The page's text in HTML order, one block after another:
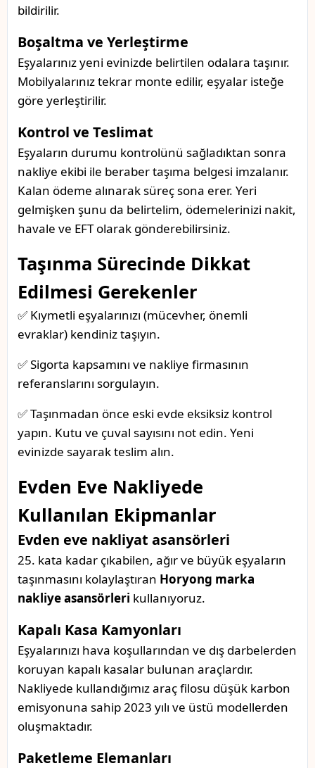
bildirilir.
Boşaltma ve Yerleştirme
Eşyalarınız yeni evinizde belirtilen odalara taşınır.
Mobilyalarınız tekrar monte edilir, eşyalar isteğe
göre yerleştirilir.
Kontrol ve Teslimat
Eşyaların durumu kontrolünü sağladıktan sonra
nakliye ekibi ile beraber taşıma belgesi imzalanır.
Kalan ödeme alınarak süreç sona erer. Yeri
gelmişken şunu da belirtelim, ödemelerinizi nakit,
havale ve EFT olarak gönderebilirsiniz.
Taşınma Sürecinde Dikkat
Edilmesi Gerekenler
✅ Kıymetli eşyalarınızı (mücevher, önemli
evraklar) kendiniz taşıyın.
✅ Sigorta kapsamını ve nakliye firmasının
referanslarını sorgulayın.
✅ Taşınmadan önce eski evde eksiksiz kontrol
yapın. Kutu ve çuval sayısını not edin. Yeni
evinizde sayarak teslim alın.
Evden Eve Nakliyede
Kullanılan Ekipmanlar
Evden eve nakliyat asansörleri
25. kata kadar çıkabilen, ağır ve büyük eşyaların
taşınmasını kolaylaştıran Horyong marka
nakliye asansörleri kullanıyoruz.
Kapalı Kasa Kamyonları
Eşyalarınızı hava koşullarından ve dış darbelerden
koruyan kapalı kasalar bulunan araçlardır.
Nakliyede kullandığımız araç filosu düşük karbon
emisyonuna sahip 2023 yılı ve üstü modellerden
oluşmaktadır.
Paketleme Elemanları